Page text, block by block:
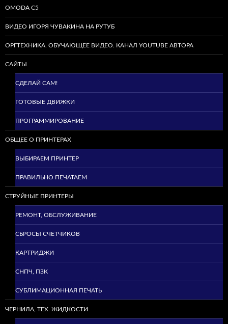
OMODA C5
ВИДЕО ИГОРЯ ЧУВАКИНА НА РУТУБ
ОРГТЕХНИКА. ОБУЧАЮЩЕЕ ВИДЕО. КАНАЛ YOUTUBE АВТОРА
САЙТЫ
СДЕЛАЙ САМ!
ГОТОВЫЕ ДВИЖКИ
ПРОГРАММИРОВАНИЕ
ОБЩЕЕ О ПРИНТЕРАХ
ВЫБИРАЕМ ПРИНТЕР
ПРАВИЛЬНО ПЕЧАТАЕМ
СТРУЙНЫЕ ПРИНТЕРЫ
РЕМОНТ, ОБСЛУЖИВАНИЕ
СБРОСЫ СЧЕТЧИКОВ
КАРТРИДЖИ
СНПЧ, ПЗК
СУБЛИМАЦИОННАЯ ПЕЧАТЬ
ЧЕРНИЛА, ТЕХ. ЖИДКОСТИ